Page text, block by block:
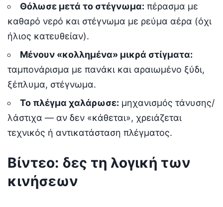
Θόλωσε μετά το στέγνωμα: πέρασμα με
καθαρό νερό και στέγνωμα με ρεύμα αέρα (όχι
ήλιος κατευθείαν).
Μένουν «κολλημένα» μικρά στίγματα:
ταμπονάρισμα με πανάκι και αραιωμένο ξύδι,
ξέπλυμα, στέγνωμα.
Το πλέγμα χαλάρωσε: μηχανισμός τάνυσης/
λάστιχα — αν δεν «κάθεται», χρειάζεται
τεχνικός ή αντικατάσταση πλέγματος.
Βίντεο: δες τη λογική των
κινήσεων